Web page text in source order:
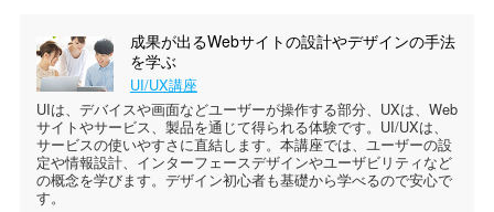
成果が出るWebサイトの設計やデザインの手法
を学ぶ
UI/UX講座
UIは、デバイスや画面などユーザーが操作する部分、UXは、Web
サイトやサービス、製品を通じて得られる体験です。UI/UXは、
サービスの使いやすさに直結します。本講座では、ユーザーの設
定や情報設計、インターフェースデザインやユーザビリティなど
の概念を学びます。デザイン初心者も基礎から学べるので安心で
す。